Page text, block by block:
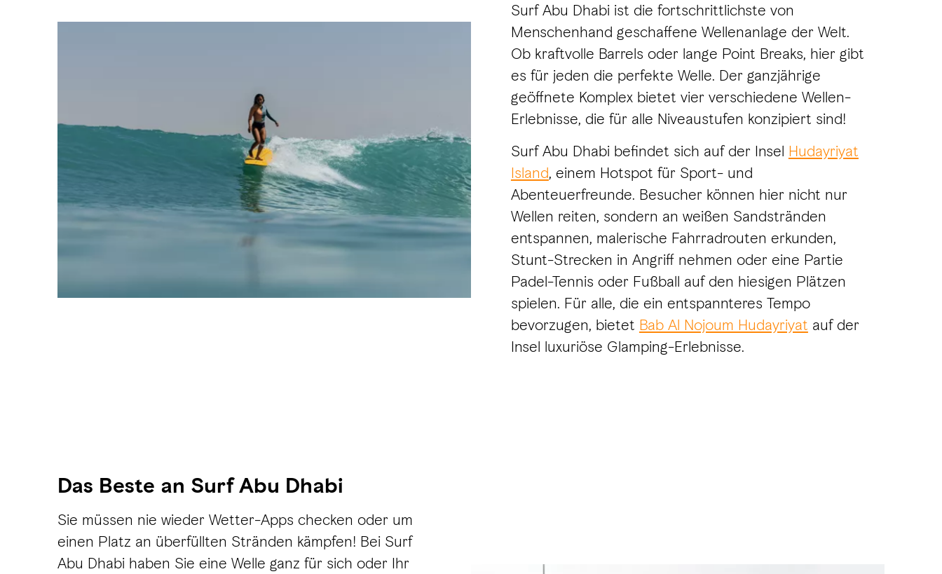
Surf Abu Dhabi ist die fortschrittlichste von
Menschenhand geschaffene Wellenanlage der Welt.
Ob kraftvolle Barrels oder lange Point Breaks, hier gibt
es für jeden die perfekte Welle. Der ganzjährige
geöffnete Komplex bietet vier verschiedene Wellen-
Erlebnisse, die für alle Niveaustufen konzipiert sind!
Surf Abu Dhabi befindet sich auf der Insel Hudayriyat
Island, einem Hotspot für Sport- und
Abenteuerfreunde. Besucher können hier nicht nur
Wellen reiten, sondern an weißen Sandstränden
entspannen, malerische Fahrradrouten erkunden,
Stunt-Strecken in Angriff nehmen oder eine Partie
Padel-Tennis oder Fußball auf den hiesigen Plätzen
spielen. Für alle, die ein entspannteres Tempo
bevorzugen, bietet Bab Al Nojoum Hudayriyat auf der
Insel luxuriöse Glamping-Erlebnisse.
Das Beste an Surf Abu Dhabi
Sie müssen nie wieder Wetter-Apps checken oder um
einen Platz an überfüllten Stränden kämpfen! Bei Surf
Abu Dhabi haben Sie eine Welle ganz für sich oder Ihr